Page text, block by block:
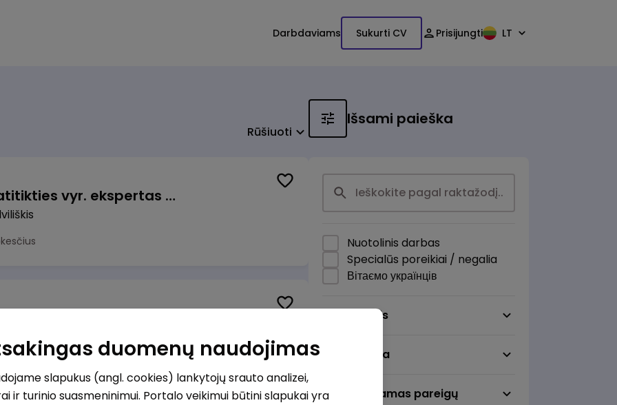
Darbdaviams Sukurti CV Prisijungti LT
Rūšiuoti
Veiklos užtikrinimo ir atitikties vyr. ekspertas (-ė) (Radviliškis) (Radviliškis, LT)
Išsami paieška
Nuotolinis darbas
Specialūs poreikiai / negalia
Вітаємо українців
Darbo sritis
Darbo vieta
Pageidaujamas pareigų
duomenų naudojimas
slapukus (angl. cookies) lankytojų srauto analizei,
ir turinio suasmeninimui. Portalo veikimui būtini slapukai yra